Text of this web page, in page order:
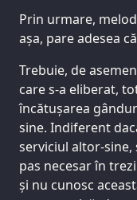
Prin urmare,
așa, pare adesea
Trebuie, de
care s-a eliberat,
încătușarea
sine. Indiferent
serviciul altor-sine,
pas necesar în
și nu cunosc